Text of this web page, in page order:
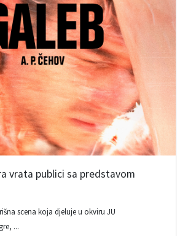
vrata publici sa predstavom
scena koja djeluje u okviru JU
...